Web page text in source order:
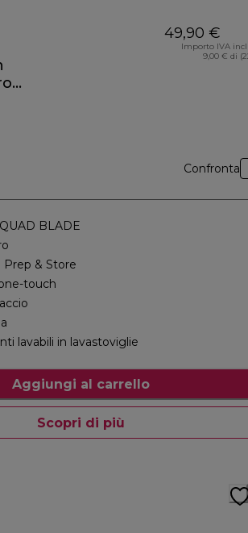
49,90 €
Importo IVA
9,00 € di
Confronta
BLADE
Prep & Store
touch
lavabili in lavastoviglie
Aggiungi al carrello
Scopri di più